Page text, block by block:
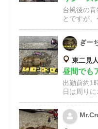
台風後の
とですが
ぎー
東二見
昼間でも
出勤前約1
日は周り